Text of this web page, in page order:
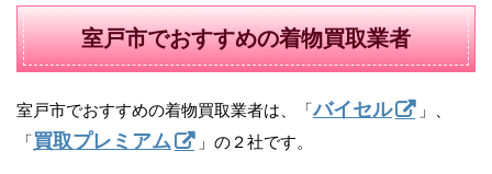
室戸市でおすすめの着物買取業者
室戸市でおすすめの着物買取業者は、「バイセル
」、
「買取プレミアム 」の２社です。